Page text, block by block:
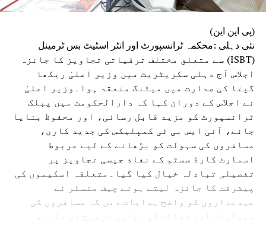
(پی این این)
نئی دہلی :محکمہ ٹرانسپورٹ اور انٹر اسٹیٹ بس ٹرمینل
(ISBT) سے متعلق مختلف ترقیاتی تجاویز کا جائزہ
اجلاس آج دہلی سکریٹریٹ میں وزیر اعلیٰ ریکھا
گپتا کی صدارت میں میٹنگ منعقد ہوا۔وزیر اعلیٰ
نے اجلاس کے دوران کہا کہ دارالحکومت میں پبلک
ٹرانسپورٹ کو مزید قابل رسائی، اور محفوظ بنایا
جائے، آئی ایس بی ٹی کمپلیکس کی جدید کاری،
مسافروں کی سہولت کو بڑھانے کے لیے مربوط
اسمارٹ کارڈ سسٹم کے نفاذ جیسی تجاویز پر
تفصیلی تبادلہ خیال کیا گیا۔متعلقہ اسکیموں کی
پیشرفت کا جائزہ لیتے ہوئے چیف منسٹر نے
عہدیداروں کو واضح ہدایات دیں کہ مسافروں کی
سہولیات اور حفاظت کو اولین ترجیح دی جائے،